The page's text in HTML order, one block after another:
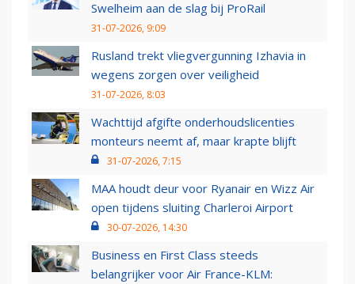
Swelheim aan de slag bij ProRail
31-07-2026, 9:09
Rusland trekt vliegvergunning Izhavia in
wegens zorgen over veiligheid
31-07-2026, 8:03
Wachttijd afgifte onderhoudslicenties
monteurs neemt af, maar krapte blijft
31-07-2026, 7:15
MAA houdt deur voor Ryanair en Wizz Air
open tijdens sluiting Charleroi Airport
30-07-2026, 14:30
Business en First Class steeds
belangrijker voor Air France-KLM: